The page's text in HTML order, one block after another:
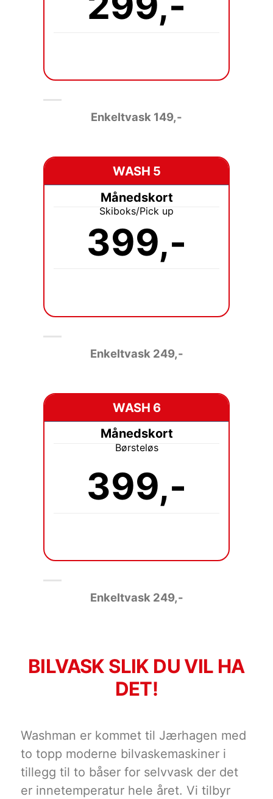
Enkeltvask 149,-
WASH 5
Månedskort
Skiboks/Pick up
399,-
Enkeltvask 249,-
WASH 6
Månedskort
Børsteløs
399,-
Enkeltvask 249,-
BILVASK SLIK DU VIL HA
DET!
Washman er kommet til Jærhagen med
to topp moderne bilvaskemaskiner i
tillegg til to båser for selvvask der det
er innetemperatur hele året. Vi tilbyr